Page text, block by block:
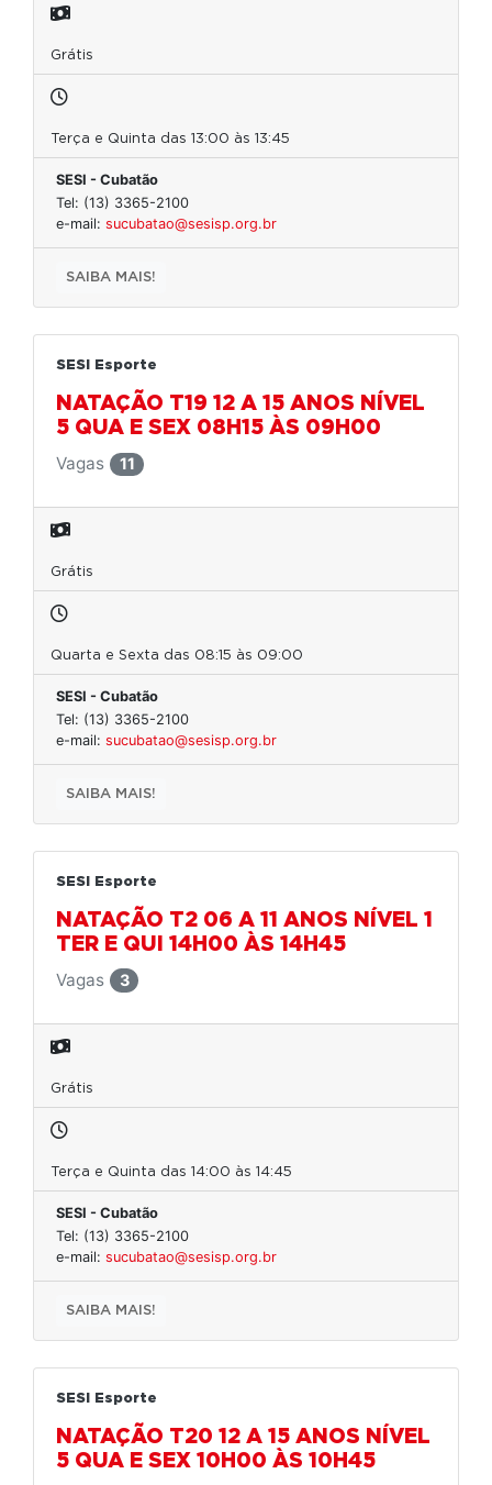
Grátis
Terça e Quinta das 13:00 às 13:45
SESI - Cubatão
Tel: (13) 3365-2100
e-mail: sucubatao@sesisp.org.br
SAIBA MAIS!
SESI Esporte
NATAÇÃO T19 12 A 15 ANOS NÍVEL
5 QUA E SEX 08H15 ÀS 09H00
Vagas
11
Grátis
Quarta e Sexta das 08:15 às 09:00
SESI - Cubatão
Tel: (13) 3365-2100
e-mail: sucubatao@sesisp.org.br
SAIBA MAIS!
SESI Esporte
NATAÇÃO T2 06 A 11 ANOS NÍVEL 1
TER E QUI 14H00 ÀS 14H45
Vagas
3
Grátis
Terça e Quinta das 14:00 às 14:45
SESI - Cubatão
Tel: (13) 3365-2100
e-mail: sucubatao@sesisp.org.br
SAIBA MAIS!
SESI Esporte
NATAÇÃO T20 12 A 15 ANOS NÍVEL
5 QUA E SEX 10H00 ÀS 10H45